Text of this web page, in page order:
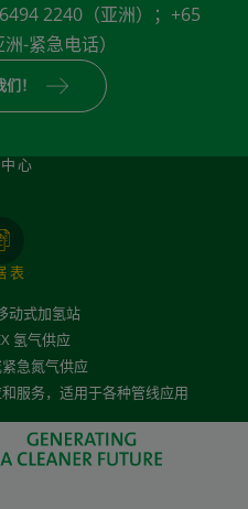
2240（亚洲）；+65
-紧急电话）
！
心
表
动式加氢站
氢气供应
急氮气供应
服务，适用于各种管线应用